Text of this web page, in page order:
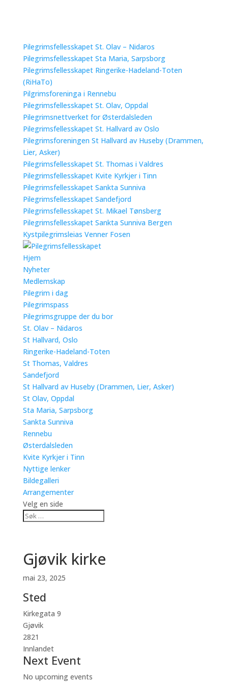
Pilegrimsfellesskapet St. Olav – Nidaros
Pilegrimsfellesskapet Sta Maria, Sarpsborg
Pilegrimsfellesskapet Ringerike-Hadeland-Toten
(RiHaTo)
Pilgrimsforeninga i Rennebu
Pilegrimsfellesskapet St. Olav, Oppdal
Pilegrimsnettverket for Østerdalsleden
Pilegrimsfellesskapet St. Hallvard av Oslo
Pilegrimsforeningen St Hallvard av Huseby (Drammen,
Lier, Asker)
Pilegrimsfellesskapet St. Thomas i Valdres
Pilegrimsfellesskapet Kvite Kyrkjer i Tinn
Pilegrimsfellesskapet Sankta Sunniva
Pilegrimsfellesskapet Sandefjord
Pilegrimsfellesskapet St. Mikael Tønsberg
Pilegrimsfellesskapet Sankta Sunniva Bergen
Kystpilegrimsleias Venner Fosen
Hjem
Nyheter
Medlemskap
Pilegrim i dag
Pilegrimspass
Pilegrimsgruppe der du bor
St. Olav – Nidaros
St Hallvard, Oslo
Ringerike-Hadeland-Toten
St Thomas, Valdres
Sandefjord
St Hallvard av Huseby (Drammen, Lier, Asker)
St Olav, Oppdal
Sta Maria, Sarpsborg
Sankta Sunniva
Rennebu
Østerdalsleden
Kvite Kyrkjer i Tinn
Nyttige lenker
Bildegalleri
Arrangementer
Velg en side
Gjøvik kirke
mai 23, 2025
Sted
Kirkegata 9
Gjøvik
2821
Innlandet
Next Event
No upcoming events